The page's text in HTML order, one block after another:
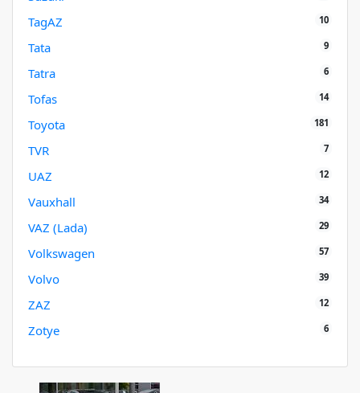
TagAZ 10
Tata 9
Tatra 6
Tofas 14
Toyota 181
TVR 7
UAZ 12
Vauxhall 34
VAZ (Lada) 29
Volkswagen 57
Volvo 39
ZAZ 12
Zotye 6